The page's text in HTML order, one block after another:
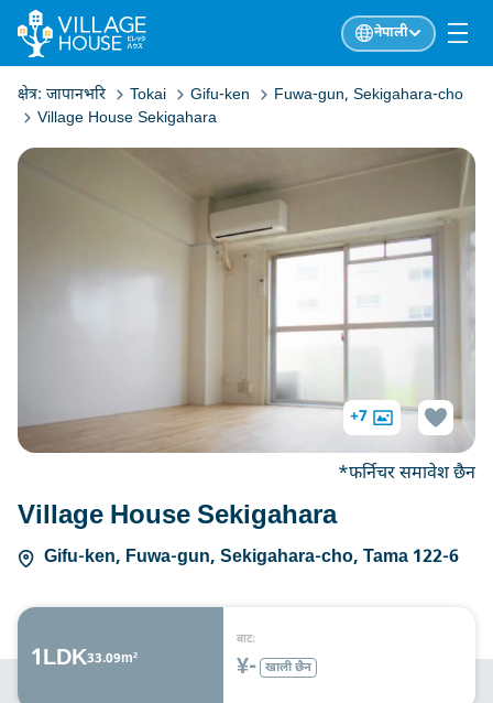
नेपाली
क्षेत्र: जापानभरि Tokai Gifu-ken
Fuwa-gun, Sekigahara-cho
Village House Sekigahara
Village House Sekigahara
Gifu-ken, Fuwa-gun, Sekigahara-cho, Tama 122-6
+7
*फर्निचर समावेश छैन
1LDK33.09m²
बाट:
¥- खाली छैन